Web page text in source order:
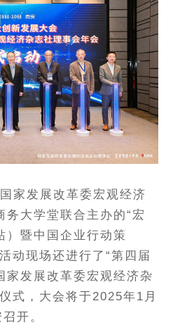
家发展改革委宏观经济
务大学堂联合主办的“宏
）暨中国企业行动策
动现场还进行了“第四届
家发展改革委宏观经济杂
式，大会将于2025年1月
开。